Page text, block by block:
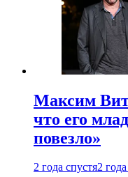
Максим
что его
повезло»
2 года спустя2